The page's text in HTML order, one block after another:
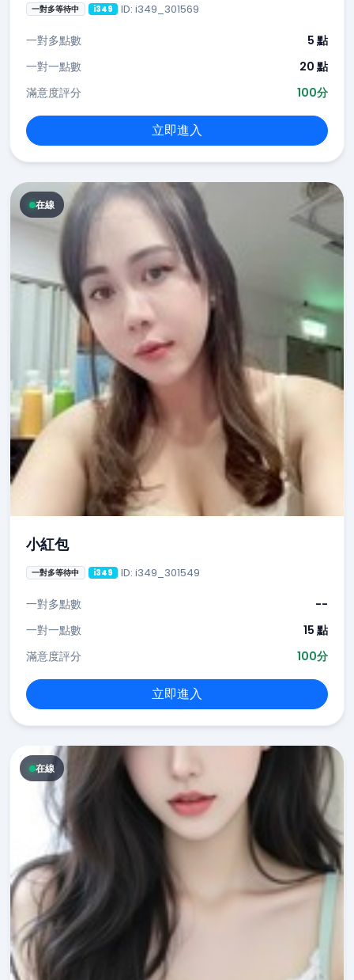
一對多等待中 i349 ID: i349_301569
一對多點數
5 點
一對一點數
20 點
滿意度評分
100分
立即進入
在線
小紅包
一對多等待中 i349 ID: i349_301549
一對多點數
--
一對一點數
15 點
滿意度評分
100分
立即進入
在線